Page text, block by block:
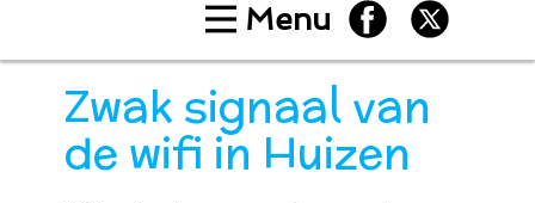
Menu
Diensten
Hulp bij
Over ons
Zwak signaal van
de wifi in Huizen